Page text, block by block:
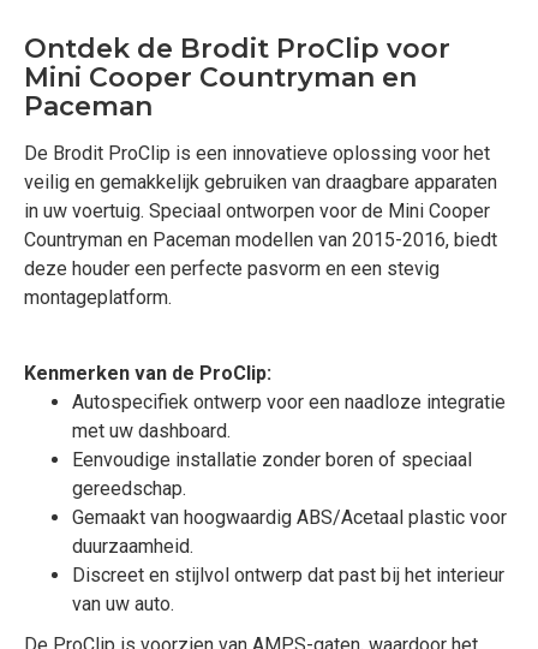
Ontdek de Brodit ProClip voor
Mini Cooper Countryman en
Paceman
De Brodit ProClip is een innovatieve oplossing voor het
veilig en gemakkelijk gebruiken van draagbare apparaten
in uw voertuig. Speciaal ontworpen voor de Mini Cooper
Countryman en Paceman modellen van 2015-2016, biedt
deze houder een perfecte pasvorm en een stevig
montageplatform.
Kenmerken van de ProClip:
Autospecifiek ontwerp voor een naadloze integratie
met uw dashboard.
Eenvoudige installatie zonder boren of speciaal
gereedschap.
Gemaakt van hoogwaardig ABS/Acetaal plastic voor
duurzaamheid.
Discreet en stijlvol ontwerp dat past bij het interieur
van uw auto.